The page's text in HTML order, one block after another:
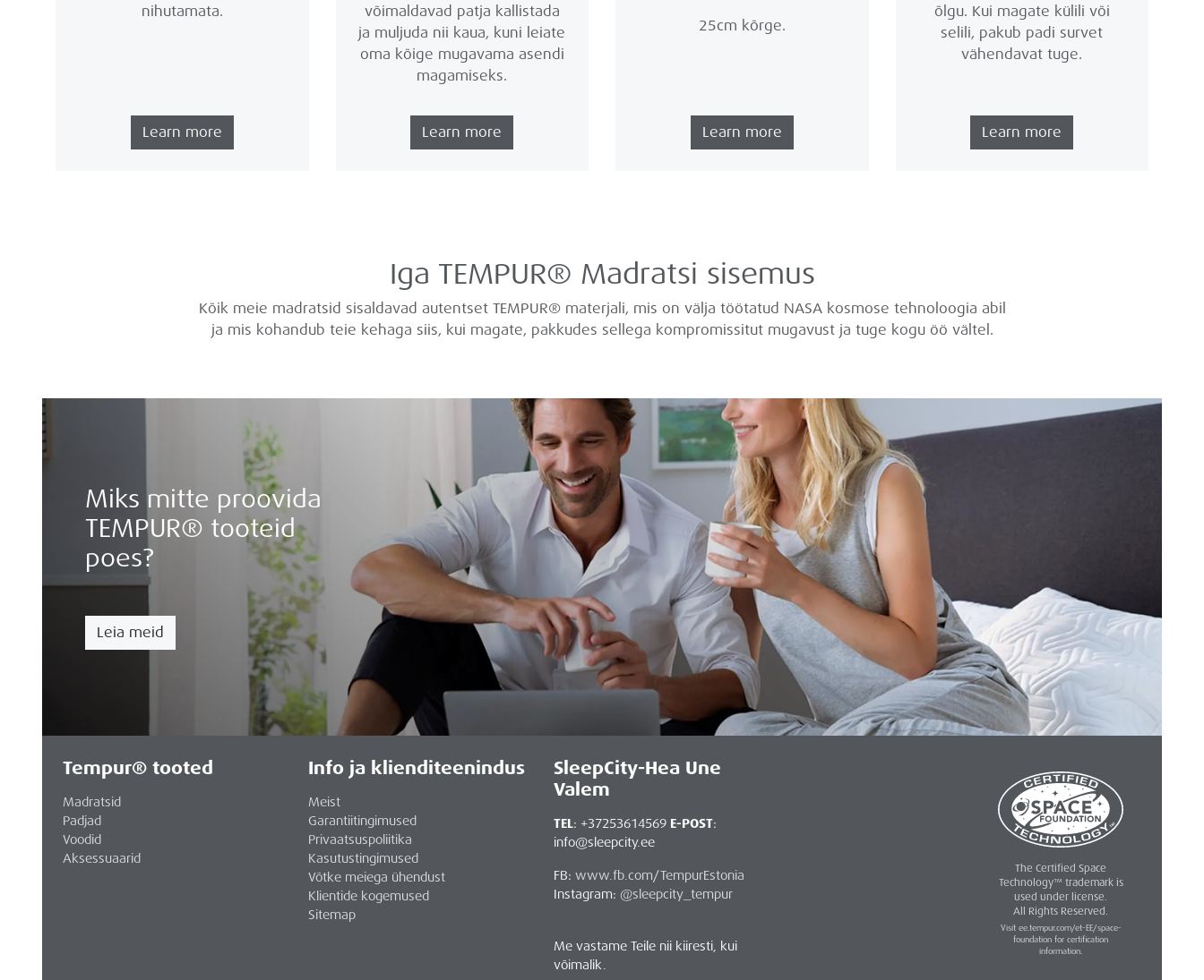
nihutamata.
Learn more
võimaldavad patja kallistada
ja muljuda nii kaua, kuni leiate
oma kõige mugavama asendi
magamiseks.
Learn more
25cm kõrge.
Learn more
õlgu. Kui magate külili või
selili, pakub padi survet
vähendavat tuge.
Learn more
Iga TEMPUR® Madratsi sisemus
Kõik meie madratsid sisaldavad autentset TEMPUR® materjali, mis on välja töötatud NASA kosmose tehnoloogia abil
ja mis kohandub teie kehaga siis, kui magate, pakkudes sellega kompromissitut mugavust ja tuge kogu öö vältel.
Miks mitte proovida
TEMPUR® tooteid
poes?
Leia meid
Tempur® tooted
Madratsid
Padjad
Voodid
Aksessuaarid
Info ja klienditeenindus
Meist
Garantiitingimused
Privaatsuspoliitika
Kasutustingimused
Võtke meiega ühendust
Klientide kogemused
Sitemap
SleepCity-Hea Une
Valem
TEL: +37253614569 E-POST:
info@sleepcity.ee
FB:www.fb.com/TempurEstonia
Instagram: @sleepcity_tempur
Me vastame Teile nii kiiresti, kui
võimalik.
The Certified Space
Technology™ trademark is
used under license.
All Rights Reserved.
Visit ee.tempur.com/et-EE/space-
foundation for certification
information.